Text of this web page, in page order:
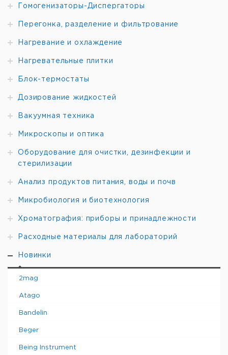
Гомогенизаторы-Диспергаторы
Перегонка, разделение и фильтрование
Нагревание и охлаждение
Нагревательные плитки
Блок-термостаты
Дозирование жидкостей
Вакуумная техника
Микроскопы и оптика
Оборудование для очистки, дезинфекции и
стерилизации
Анализ продуктов питания, воды и почв
Микробиология и биотехнология
Хроматография: приборы и принадлежности
Расходные материалы для лабораторий
Новинки
2mag
Atago
Bandelin
Beger
Being Instrument